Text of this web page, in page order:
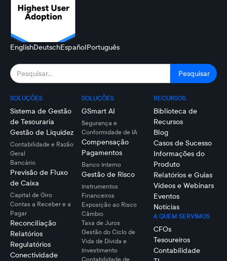
EnglishDeutschEspañolPortuguês
SOLUÇÕES
Sistema de Gestão
de Tesouraria
Gestão de Liquidez
Contabilidade e Razão
Geral
Bancário
Previsão de Fluxo
de Caixa
Capital de Giro
Contas a Receber e a
Pagar
Reconciliação
Relatórios
Regulatórios
Conectividade
SOLUÇÕES
GSmart AI
Segurança e
Conformidade de IA
Compensação
Pagamentos
Banco Interno
Gestão de Risco
Instrumentos
Financeiros
Exposição ao Risco
Câmbio
Taxa de Juros
Gestão do Ciclo de
Vida de Dívida e
Investimento
Contabilidade de
RECURSOS
Biblioteca de
Recursos
Blog
Casos de Sucesso
Informações do
Produto
Relatórios e Guias
Vídeos e Webinars
Eventos
Notícias
A QUEM SERVIMOS
CFOs
Tesoureiros
Contabilidade